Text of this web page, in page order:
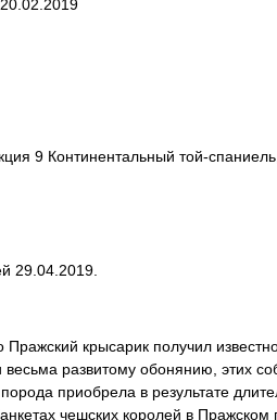
9 Континентальный той-
29.04.2019.
Пражский крысарик получил
развитому обонянию, этих
приобрела в результате
чешских королей в Пражском